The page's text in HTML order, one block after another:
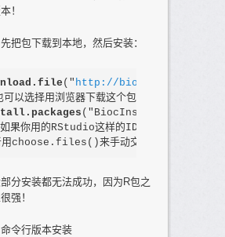
！
把包下载到本地，然后安装：
(" http://
果你用的RStudio这样的IDE，那么直接用鼠
用choose.files()来手动交互的选择你把
分安装都无法成功，因为R包之
强！
令行版本安装